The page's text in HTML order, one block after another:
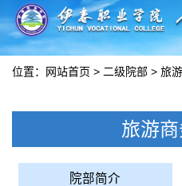
位置： 网站首页 > 二级院部 > 旅
旅游
院部简介